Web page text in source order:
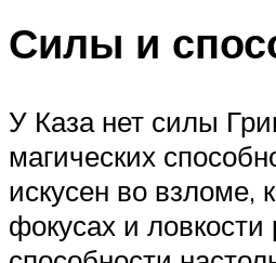
Силы и
У Каза нет силы
магических
искусен во взломе,
фокусах и ловкости